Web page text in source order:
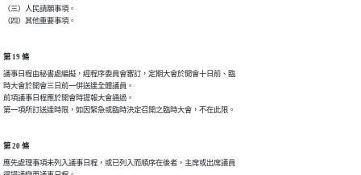
（三）人民請願事項。
（四）其他重要事項。
第 19 條
議事日程由秘書處編擬，經程序委員會審訂，定期大會於開會十日前、臨
時大會於開會三日前一併送達全體議員。
前項議事日程應於開會時提報大會通過。
第一項所訂送達時限，如因緊急或臨時決定召開之臨時大會，不在此限。
第 20 條
應先處理事項未列入議事日程，或已列入而順序在後者，主席或出席議員